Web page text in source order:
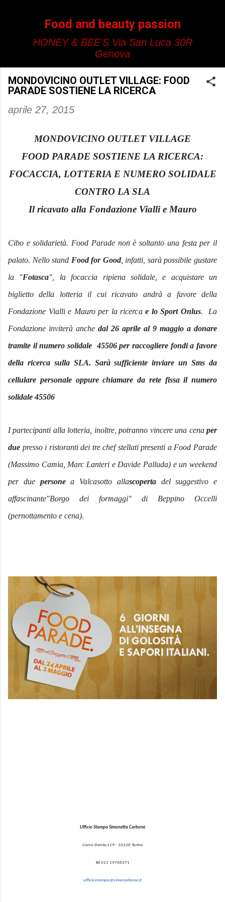
Food and beauty passion
HONEY & BEE'S Via San Luca 30R
Genova
MONDOVICINO OUTLET VILLAGE: FOOD
PARADE SOSTIENE LA RICERCA
aprile 27, 2015
MONDOVICINO OUTLET VILLAGE
FOOD PARADE SOSTIENE LA RICERCA:
FOCACCIA, LOTTERIA E NUMERO SOLIDALE
CONTRO LA SLA
Il ricavato alla Fondazione Vialli e Mauro
Cibo e solidarietà. Food Parade non è soltanto una festa per il
palato. Nello stand Food for Good, infatti, sarà possibile gustare
la "Fotasca", la focaccia ripiena solidale, e acquistare un
biglietto della lotteria il cui ricavato andrà a favore della
Fondazione Vialli e Mauro per la ricercae lo Sport Onlus. La
Fondazione inviterà anche dal 26 aprile al 9 maggio a donare
tramite il numero solidale 45506 per raccogliere fondi a favore
della ricerca sulla SLA. Sarà sufficiente inviare un Sms da
cellulare personale oppure chiamare da rete fissa il numero
solidale 45506
I partecipanti alla lotteria, inoltre, potranno vincere una cena per
due presso i ristoranti dei tre chef stellati presenti a Food Parade
(Massimo Camia, Marc Lanteri e Davide Palluda) e un weekend
per due personea Valcasotto allascoperta del suggestivo e
affascinante"Borgo dei formaggi" di Beppino Occelli
(pernottamento e cena).
Ufficio Stampa Simonetta Carbone
Corso Dante,119 - 10126 Torino
Tel 011 19706371
ufficiostampa@simocarbone.it